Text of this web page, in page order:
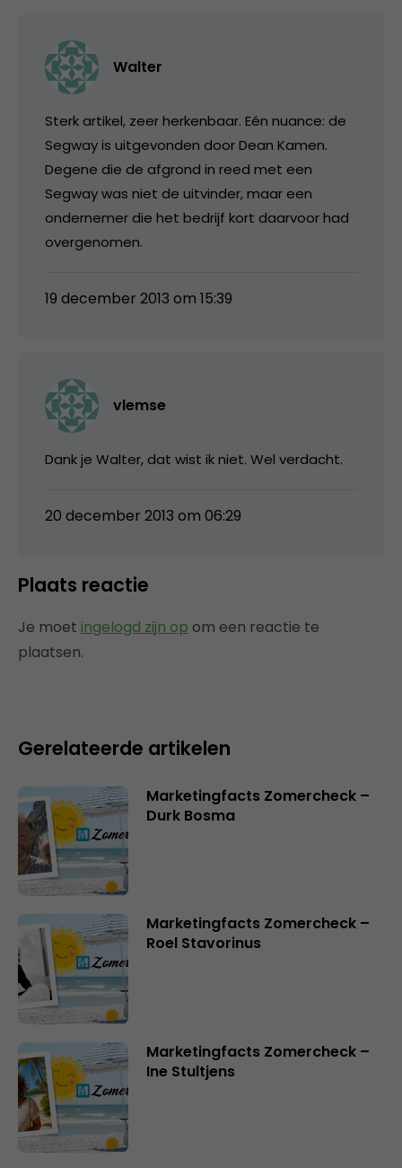
Walter
Sterk artikel, zeer herkenbaar. Eén nuance: de
Segway is uitgevonden door Dean Kamen.
Degene die de afgrond in reed met een
Segway was niet de uitvinder, maar een
ondernemer die het bedrijf kort daarvoor had
overgenomen.
19 december 2013 om 15:39
vlemse
Dank je Walter, dat wist ik niet. Wel verdacht.
20 december 2013 om 06:29
Plaats reactie
Je moet ingelogd zijn op om een reactie te
plaatsen.
Gerelateerde artikelen
Marketingfacts Zomercheck –
Durk Bosma
Marketingfacts Zomercheck –
Roel Stavorinus
Marketingfacts Zomercheck –
Ine Stultjens